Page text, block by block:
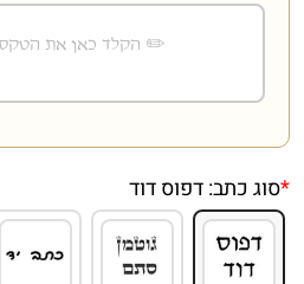
*סוג כתב:דפוס דוד